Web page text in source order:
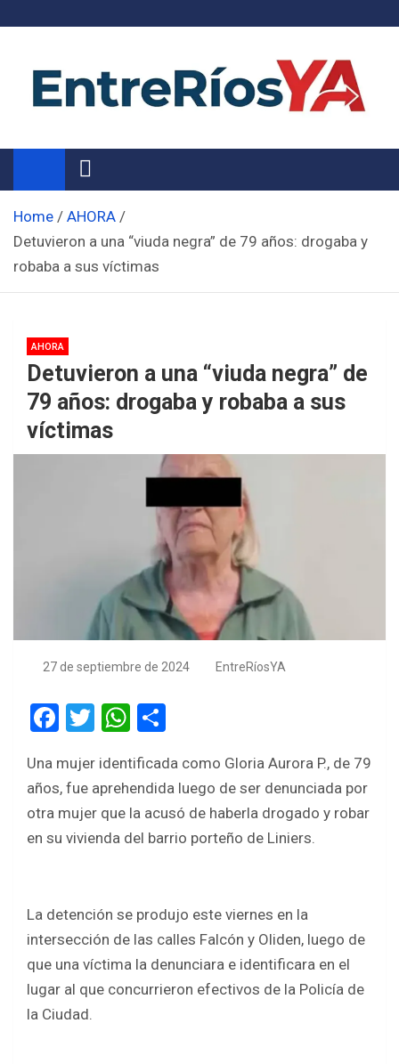
Noticias de Entre Ríos
Información de toda la provincia ahora
Home
AHORA
Detuvieron a una “viuda negra” de 79 años: drogaba y
robaba a sus víctimas
AHORA
Detuvieron a una “viuda negra” de
79 años: drogaba y robaba a sus
víctimas
27 de septiembre de 2024 EntreRíosYA
F
ce
b
o
T
tt
er
W
at
s
A
ar
e
Una mujer identificada como Gloria Aurora P., de 79
años, fue aprehendida luego de ser denunciada por
otra mujer que la acusó de haberla drogado y robar
en su vivienda del barrio porteño de Liniers.
La detención se produjo este viernes en la
intersección de las calles Falcón y Oliden, luego de
que una víctima la denunciara e identificara en el
lugar al que concurrieron efectivos de la Policía de
la Ciudad.